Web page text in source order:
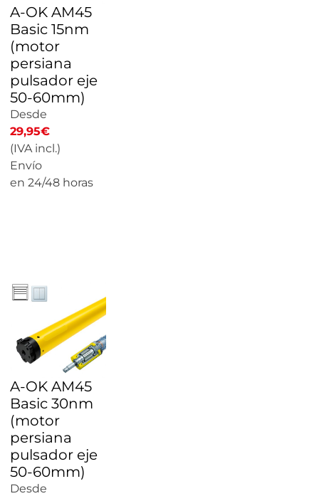
A-OK AM45
Basic 15nm
(motor
persiana
pulsador eje
50-60mm)
Desde
29,95€
(IVA incl.)
Envío
en 24/48 horas
A-OK AM45
Basic 30nm
(motor
persiana
pulsador eje
50-60mm)
Desde